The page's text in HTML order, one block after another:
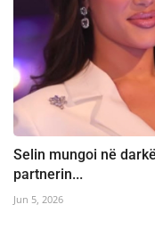
Selin mungoi në
partnerin...
Jun 5, 2026